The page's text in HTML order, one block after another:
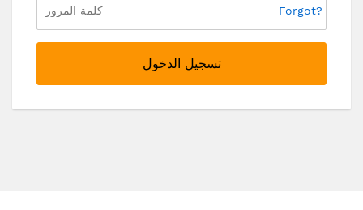
Forgot?
تسجيل الدخول